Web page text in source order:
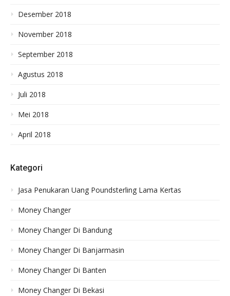
Desember 2018
November 2018
September 2018
Agustus 2018
Juli 2018
Mei 2018
April 2018
Kategori
Jasa Penukaran Uang Poundsterling Lama Kertas
Money Changer
Money Changer Di Bandung
Money Changer Di Banjarmasin
Money Changer Di Banten
Money Changer Di Bekasi